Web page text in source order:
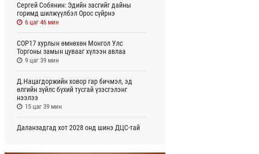
Сергей Собянин: Эдийн засгийг дайны
горимд шилжүүлбэл Орос сүйрнэ
6 цаг 46 мин
COP17 хурлын өмнөхөн Монгол Улс
Торгоны замын цувааг хүлээн авлаа
9 цаг 39 мин
Д.Нацагдоржийн ховор гар бичмэл, эд
өлгийн зүйлс бүхий тусгай үзэсгэлэнг
нээлээ
15 цаг 39 мин
Даланзадгад хот 2028 онд шинэ ДЦС-тай